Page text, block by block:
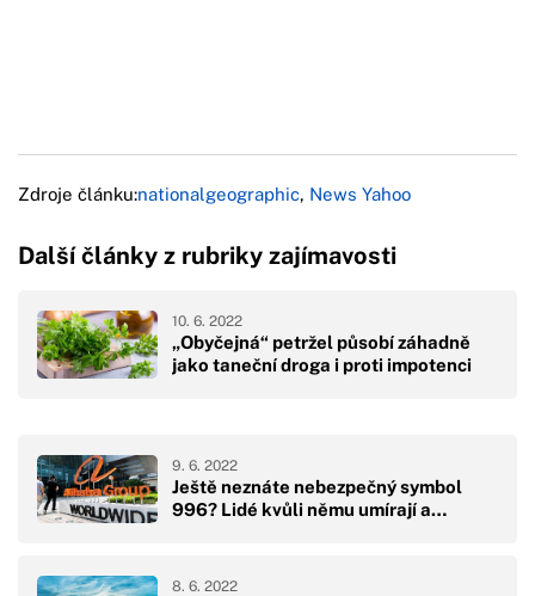
Zdroje článku:nationalgeographic, News Yahoo
Další články z rubriky zajímavosti
„Obyčejná“ petržel působí záhadně
jako taneční droga i proti impotenci
10. 6. 2022
Ještě neznáte nebezpečný symbol
996? Lidé kvůli němu umírají a…
9. 6. 2022
8. 6. 2022